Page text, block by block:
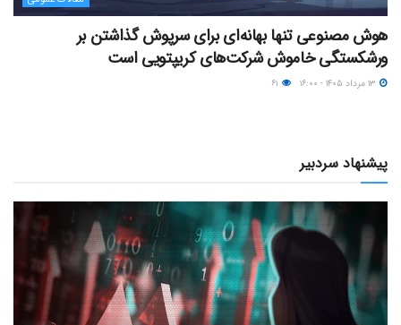
هوش مصنوعی تنها بهانه‌ای برای سرپوش گذاشتن بر
ورشکستگی خاموش شرکت‌های کریپتویی است
پیشنهاد سردبیر